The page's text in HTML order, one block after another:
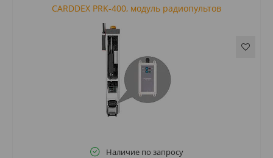
CARDDEX PRK-400, модуль радиопультов
Наличие по запросу